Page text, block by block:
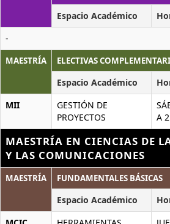
Espacio Académico
-
MAESTRÍA ELECTIVAS
Espacio Académico
MII
GESTIÓN DE
PROYECTOS
A
MAESTRÍA EN CIENCIAS DE
Y LAS COMUNICACIONES
MAESTRÍA FUNDAMENTALES BÁSICAS
Espacio Académico